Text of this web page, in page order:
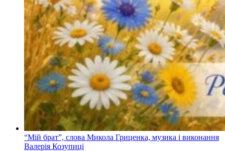
“Мій брат”, слова Микола Гриценка, музика і виконання
Валерія Козупиці